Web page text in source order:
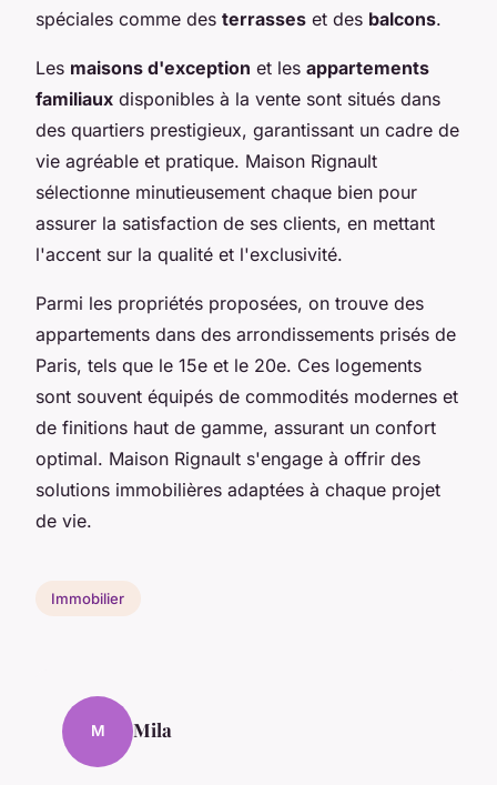
spéciales comme des terrasses et des balcons.
Les maisons d'exception et les appartements
familiaux disponibles à la vente sont situés dans
des quartiers prestigieux, garantissant un cadre de
vie agréable et pratique. Maison Rignault
sélectionne minutieusement chaque bien pour
assurer la satisfaction de ses clients, en mettant
l'accent sur la qualité et l'exclusivité.
Parmi les propriétés proposées, on trouve des
appartements dans des arrondissements prisés de
Paris, tels que le 15e et le 20e. Ces logements
sont souvent équipés de commodités modernes et
de finitions haut de gamme, assurant un confort
optimal. Maison Rignault s'engage à offrir des
solutions immobilières adaptées à chaque projet
de vie.
Immobilier
M Mila